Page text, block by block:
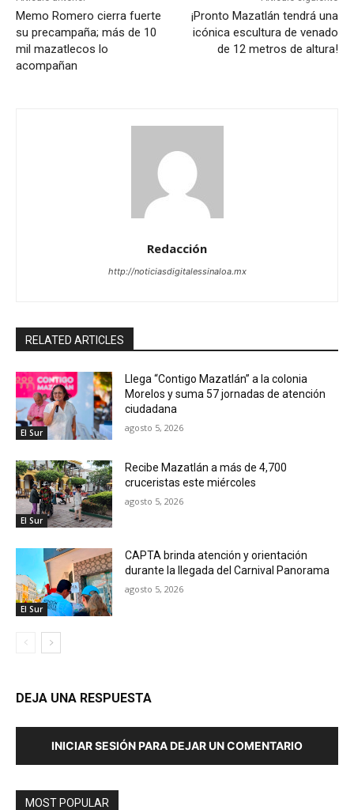
Memo Romero cierra fuerte
su precampaña; más de 10
mil mazatlecos lo
acompañan
¡Pronto Mazatlán tendrá una
icónica escultura de venado
de 12 metros de altura!
Redacción
http://noticiasdigitalessinaloa.mx
RELATED ARTICLES
El Sur
Llega “Contigo Mazatlán” a la colonia
Morelos y suma 57 jornadas de atención
ciudadana
agosto 5, 2026
El Sur
Recibe Mazatlán a más de 4,700
cruceristas este miércoles
agosto 5, 2026
El Sur
CAPTA brinda atención y orientación
durante la llegada del Carnival Panorama
agosto 5, 2026
DEJA UNA RESPUESTA
INICIAR SESIÓN PARA DEJAR UN COMENTARIO
MOST POPULAR